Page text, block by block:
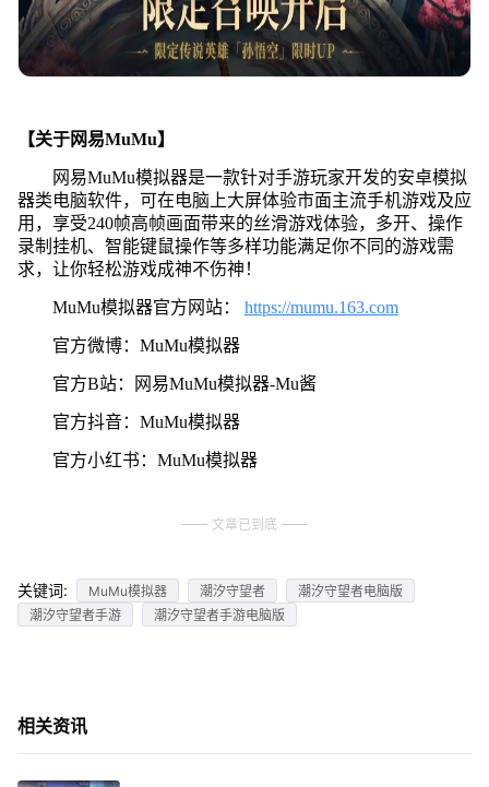
【关于网易MuMu】
网易MuMu模拟器是一款针对手游玩家开发的安卓模拟
器类电脑软件，可在电脑上大屏体验市面主流手机游戏及应
用，享受240帧高帧画面带来的丝滑游戏体验，多开、操作
录制挂机、智能键鼠操作等多样功能满足你不同的游戏需
求，让你轻松游戏成神不伤神！
MuMu模拟器官方网站： https://mumu.163.com
官方微博：MuMu模拟器
官方B站：网易MuMu模拟器-Mu酱
官方抖音：MuMu模拟器
官方小红书：MuMu模拟器
文章已到底
关键词: MuMu模拟器 潮汐守望者
潮汐守望者电脑版
潮汐守望者手游
潮汐守望者手游电脑版
相关资讯